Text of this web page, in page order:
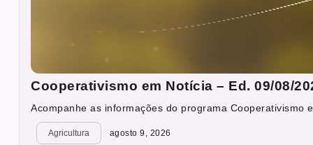
Cooperativismo em Notícia – Ed. 09/08/
Acompanhe as informações do programa Cooperativismo
Agricultura agosto 9, 2026